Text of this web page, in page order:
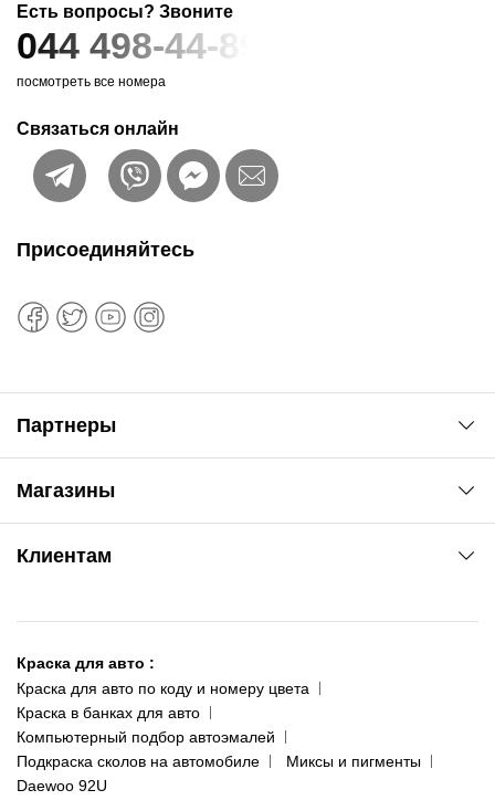
Есть вопросы? Звоните
044 498-44-89
посмотреть все номера
Связаться онлайн
Магазины
ул. Рабочая, 2-а
093 611-39-23
(ориентир: Интайм №40)
Одесса
пр-т Акад. Глушко, 29
066 554-97-70
Клиентам
Доставка и оплата
Сотрудничество
Наши публикации
Публичная оферта
Политика конфиденциальности
Присоединяйтесь
Партнеры
Сервис колористам
Краска для авто :
Краска для авто по коду и номеру цвета
Краска в банках для авто
Компьютерный подбор автоэмалей
Подкраска сколов на автомобиле
Миксы и пигменты
Daewoo 92U